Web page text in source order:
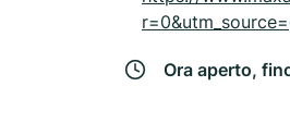
Ora aperto,